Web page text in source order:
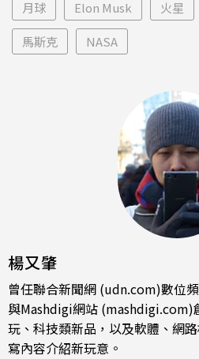
月球 Elon Musk 火星
馬斯克 NASA
楊又肇
曾任聯合新聞網 (udn.com)數位
與Mashdigi網站 (mashdigi.com)
玩、科技類新品，以及軟體、網
寫內容介紹新玩意。